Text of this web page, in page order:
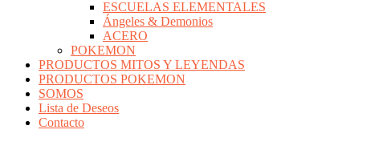
ESCUELAS ELEMENTALES
Ángeles & Demonios
ACERO
POKEMON
PRODUCTOS MITOS Y LEYENDAS
PRODUCTOS POKEMON
SOMOS
Lista de Deseos
Contacto